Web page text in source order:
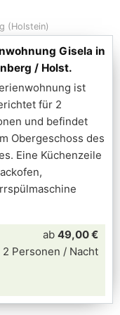
(Holstein)
Gisela in
/ Holst.
ist
für 2
und befindet
Obergeschoss des
Eine Küchenzeile
ab 49,00 €
2 Personen / Nacht